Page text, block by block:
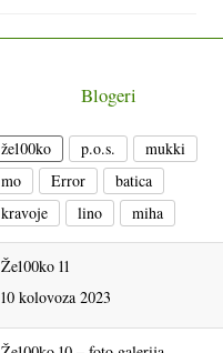
Blogeri
že100ko p.o.s.
mukki
mo
Error
batica
kravoje
lino miha
Že100ko 11
10 kolovoza 2023